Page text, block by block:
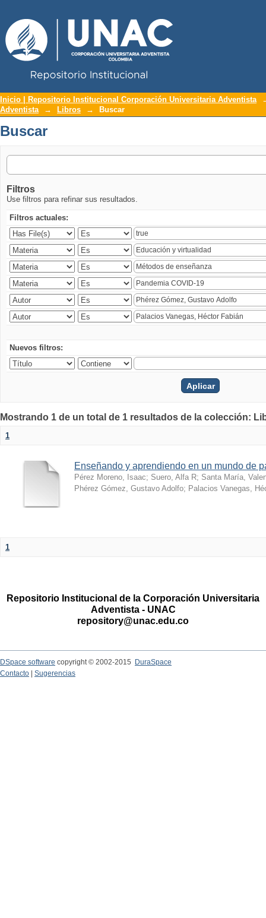
Buscar
Inicio | Repositorio Institucional Corporación Universitaria Adventista
Adventista
→ Libros → Buscar
Buscar
Filtros
Use filtros para refinar sus resultados.
Filtros actuales:
Nuevos filtros:
Mostrando 1 de un total de 1 resultados de la colección:
1
Enseñando y aprendiendo en un mundo de
Pérez Moreno, Isaac; Suero, Alfa R; Santa María,
Phérez Gómez, Gustavo Adolfo; Palacios Vanegas,
1
Repositorio Institucional de la Corporación Universitaria
Adventista - UNAC
repository@unac.edu.co
DSpace software copyright © 2002-2015
DuraSpace
Contacto
Sugerencias